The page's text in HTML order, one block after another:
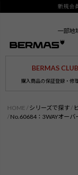
新規会
一部地
BERMAS CLUB
購入商品の保証登録・修
HOME シリーズで探す
No.60684：3WAYオーバ